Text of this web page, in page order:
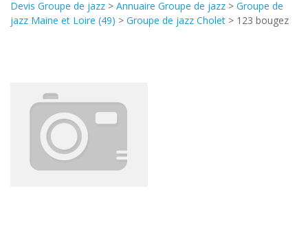
Devis Groupe de jazz > Annuaire Groupe de jazz > Groupe de
jazz Maine et Loire (49) > Groupe de jazz Cholet > 123 bougez